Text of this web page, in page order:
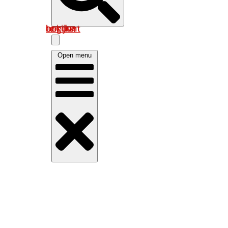
Log in om uw account te bekijken
Open menu